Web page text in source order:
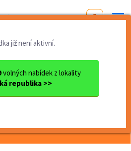
již není aktivní.
volných nabídek z lokality
republika >>
okres Šumperk
pracovnice ostrah...
ostrahy OZP